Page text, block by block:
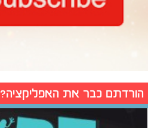
הורדתם כבר את האפליקציה?